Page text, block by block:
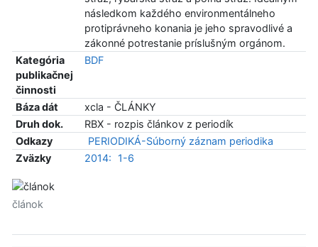
následkom každého environmentálneho
protiprávneho konania je jeho spravodlivé a
zákonné potrestanie príslušným orgánom.
Kategória
publikačnej
činnosti
BDF
Báza dát
xcla - ČLÁNKY
Druh dok.
RBX - rozpis článkov z periodík
Odkazy
PERIODIKÁ-Súborný záznam periodika
Zväzky
2014: 1-6
článok